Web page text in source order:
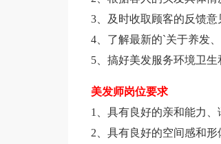
3、及时收取顾客的反馈意
4、了解最新的`关于养发
5、搞好美发服务环境卫生
美发师岗位要求
1、具有良好的亲和能力、
2、具有良好的空间感和形